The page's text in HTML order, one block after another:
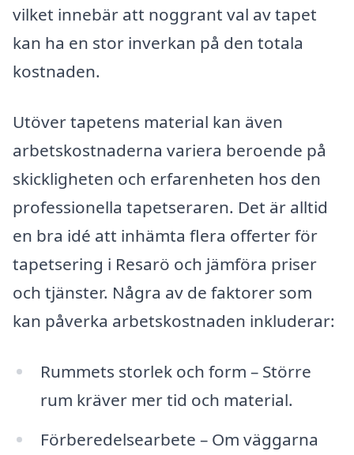
vilket innebär att noggrant val av tapet
kan ha en stor inverkan på den totala
kostnaden.
Utöver tapetens material kan även
arbetskostnaderna variera beroende på
skickligheten och erfarenheten hos den
professionella tapetseraren. Det är alltid
en bra idé att inhämta flera offerter för
tapetsering i Resarö och jämföra priser
och tjänster. Några av de faktorer som
kan påverka arbetskostnaden inkluderar:
Rummets storlek och form – Större
rum kräver mer tid och material.
Förberedelsearbete – Om väggarna